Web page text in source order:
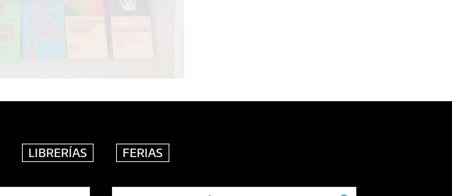
LIBRERÍAS FERIAS